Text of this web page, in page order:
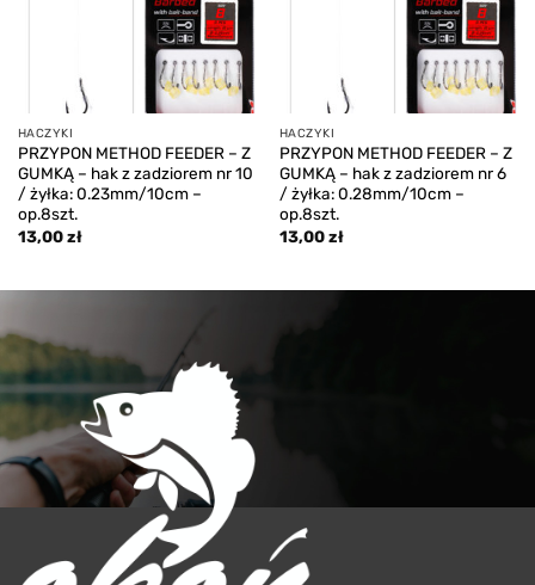
HACZYKI
PRZYPON METHOD FEEDER – Z
GUMKĄ – hak z zadziorem nr 10
/ żyłka: 0.23mm/10cm –
op.8szt.
13,00zł
HACZYKI
PRZYPON METHOD FEEDER – Z
GUMKĄ – hak z zadziorem nr 6
/ żyłka: 0.28mm/10cm –
op.8szt.
13,00zł